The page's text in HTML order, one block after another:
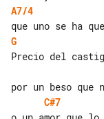
A7/4
G
C#7